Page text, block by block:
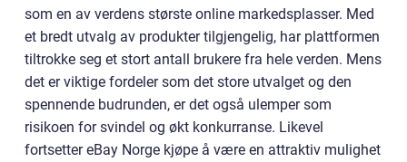
som en av verdens største online markedsplasser. Med
et bredt utvalg av produkter tilgjengelig, har plattformen
tiltrokke seg et stort antall brukere fra hele verden. Mens
det er viktige fordeler som det store utvalget og den
spennende budrunden, er det også ulemper som
risikoen for svindel og økt konkurranse. Likevel
fortsetter eBay Norge kjøpe å være en attraktiv mulighet